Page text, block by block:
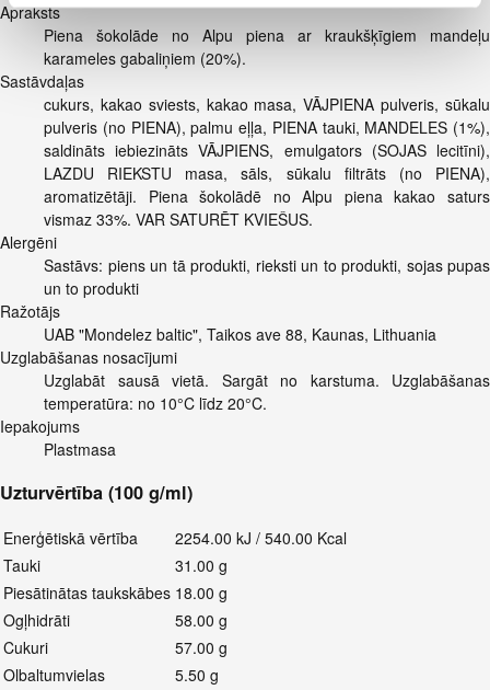
Apraksts
Piena šokolāde no Alpu piena ar kraukšķīgiem mandeļu
karameles gabaliņiem (20%).
Sastāvdaļas
cukurs, kakao sviests, kakao masa, VĀJPIENA pulveris, sūkalu
pulveris (no PIENA), palmu eļļa, PIENA tauki, MANDELES (1%),
saldināts iebiezināts VĀJPIENS, emulgators (SOJAS lecitīni),
LAZDU RIEKSTU masa, sāls, sūkalu filtrāts (no PIENA),
aromatizētāji. Piena šokolādē no Alpu piena kakao saturs
vismaz 33%. VAR SATURĒT KVIEŠUS.
Alergēni
Sastāvs: piens un tā produkti, rieksti un to produkti, sojas pupas
un to produkti
Ražotājs
UAB "Mondelez baltic", Taikos ave 88, Kaunas, Lithuania
Uzglabāšanas nosacījumi
Uzglabāt sausā vietā. Sargāt no karstuma. Uzglabāšanas
temperatūra: no 10°C līdz 20°C.
Iepakojums
Plastmasa
Uzturvērtība (100 g/ml)
Enerģētiskā vērtība
2254.00 kJ / 540.00 Kcal
Tauki
31.00 g
Piesātinātas taukskābes 18.00 g
Ogļhidrāti
58.00 g
Cukuri
57.00 g
Olbaltumvielas
5.50 g